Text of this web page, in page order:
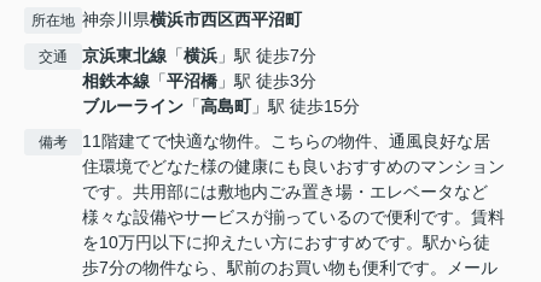
所在地 神奈川県横浜市西区西平沼町
交通 京浜東北線 「横浜 」駅 徒歩7分
相鉄本線 「平沼橋 」駅 徒歩3分
ブルーライン 「高島町」駅 徒歩15分
備考
11階建てで快適な物件。こちらの物件、通風良好な居
住環境でどなた様の健康にも良いおすすめのマンション
です。共用部には敷地内ごみ置き場・エレベータなど
様々な設備やサービスが揃っているので便利です。賃料
を10万円以下に抑えたい方におすすめです。駅から徒
歩7分の物件なら、駅前のお買い物も便利です。メール